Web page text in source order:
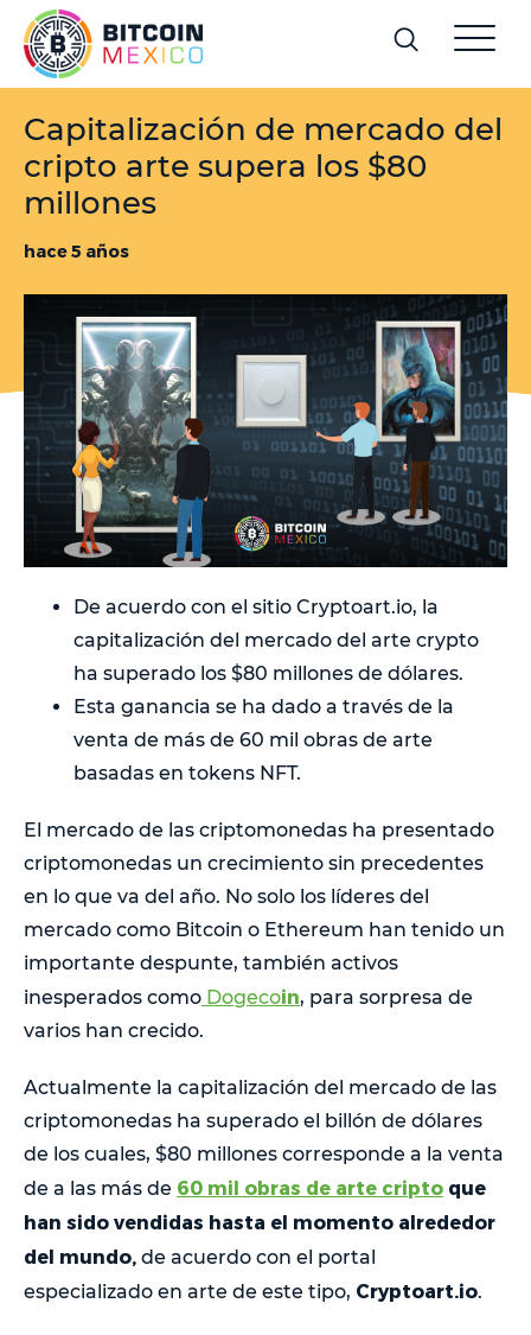
Capitalización de mercado del
cripto arte supera los $80
millones
hace 5 años
De acuerdo con el sitio Cryptoart.io, la
capitalización del mercado del arte crypto
ha superado los $80 millones de dólares.
Esta ganancia se ha dado a través de la
venta de más de 60 mil obras de arte
basadas en tokens NFT.
El mercado de las criptomonedas ha presentado
criptomonedas un crecimiento sin precedentes
en lo que va del año. No solo los líderes del
mercado como Bitcoin o Ethereum han tenido un
importante despunte, también activos
inesperados como Dogecoin, para sorpresa de
varios han crecido.
Actualmente la capitalización del mercado de las
criptomonedas ha superado el billón de dólares
de los cuales, $80 millones corresponde a la venta
de a las más de 60 mil obras de arte cripto que
han sido vendidas hasta el momento alrededor
del mundo, de acuerdo con el portal
especializado en arte de este tipo, Cryptoart.io.